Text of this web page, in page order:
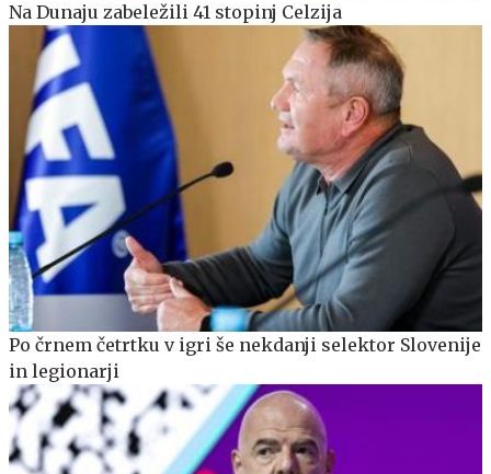
Na Dunaju zabeležili 41 stopinj Celzija
Po črnem četrtku v igri še nekdanji selektor Slovenije
in legionarji